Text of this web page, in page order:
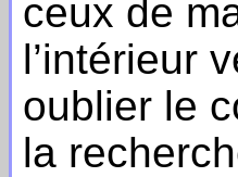
ceux de
l’intérieur
oublier le
la